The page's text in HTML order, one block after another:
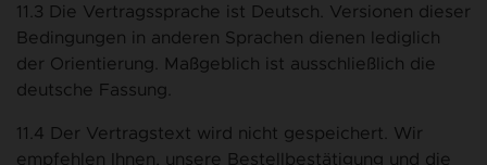
11.3 Die Vertragssprache ist Deutsch. Versionen dieser
Bedingungen in anderen Sprachen dienen lediglich
der Orientierung. Maßgeblich ist ausschließlich die
deutsche Fassung.
11.4 Der Vertragstext wird nicht gespeichert. Wir
empfehlen Ihnen, unsere Bestellbestätigung und die